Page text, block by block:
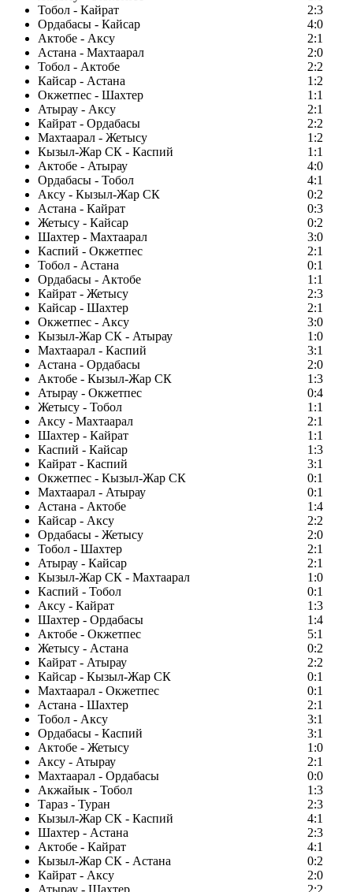
Тобол - Кайрат
2:3
Ордабасы - Кайсар
4:0
Актобе - Аксу
2:1
Астана - Махтаарал
2:0
Тобол - Актобе
2:2
Кайсар - Астана
1:2
Окжетпес - Шахтер
1:1
Атырау - Аксу
2:1
Кайрат - Ордабасы
2:2
Махтаарал - Жетысу
1:2
Кызыл-Жар СК - Каспий
1:1
Актобе - Атырау
4:0
Ордабасы - Тобол
4:1
Аксу - Кызыл-Жар СК
0:2
Астана - Кайрат
0:3
Жетысу - Кайсар
0:2
Шахтер - Махтаарал
3:0
Каспий - Окжетпес
2:1
Тобол - Астана
0:1
Ордабасы - Актобе
1:1
Кайрат - Жетысу
2:3
Кайсар - Шахтер
2:1
Окжетпес - Аксу
3:0
Кызыл-Жар СК - Атырау
1:0
Махтаарал - Каспий
3:1
Астана - Ордабасы
2:0
Актобе - Кызыл-Жар СК
1:3
Атырау - Окжетпес
0:4
Жетысу - Тобол
1:1
Аксу - Махтаарал
2:1
Шахтер - Кайрат
1:1
Каспий - Кайсар
1:3
Кайрат - Каспий
3:1
Окжетпес - Кызыл-Жар СК
0:1
Махтаарал - Атырау
0:1
Астана - Актобе
1:4
Кайсар - Аксу
2:2
Ордабасы - Жетысу
2:0
Тобол - Шахтер
2:1
Атырау - Кайсар
2:1
Кызыл-Жар СК - Махтаарал
1:0
Каспий - Тобол
0:1
Аксу - Кайрат
1:3
Шахтер - Ордабасы
1:4
Актобе - Окжетпес
5:1
Жетысу - Астана
0:2
Кайрат - Атырау
2:2
Кайсар - Кызыл-Жар СК
0:1
Махтаарал - Окжетпес
0:1
Астана - Шахтер
2:1
Тобол - Аксу
3:1
Ордабасы - Каспий
3:1
Актобе - Жетысу
1:0
Аксу - Атырау
2:1
Махтаарал - Ордабасы
0:0
Акжайык - Тобол
1:3
Тараз - Туран
2:3
Кызыл-Жар СК - Каспий
4:1
Шахтер - Астана
2:3
Актобе - Кайрат
4:1
Кызыл-Жар СК - Астана
0:2
Кайрат - Аксу
2:0